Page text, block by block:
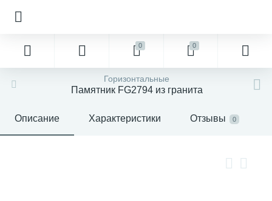
0 0
Горизонтальные
Памятник FG2794 из гранита
Описание Характеристики Отзывы 0